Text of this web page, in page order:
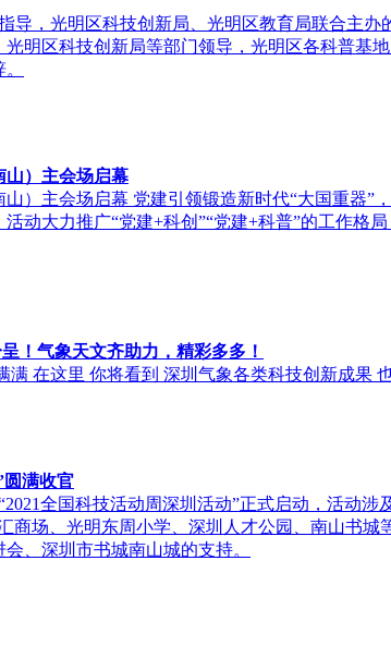
导，光明区科技创新局、光明区教育局联合主
明区科技创新局等部门领导，光明区各科普基
山）主会场启幕
）主会场启幕 党建引领锻造新时代“大国重器
动大力推广“党建+科创”“党建+科普”的工作
！气象天文齐助力，精彩多多！
在这里 你将看到 深圳气象各类科技创新成果
圆满收官
全国科技活动周深圳活动”正式启动，活动
商场、光明东周小学、深圳人才公园、南山书
、深圳市书城南山城的支持。